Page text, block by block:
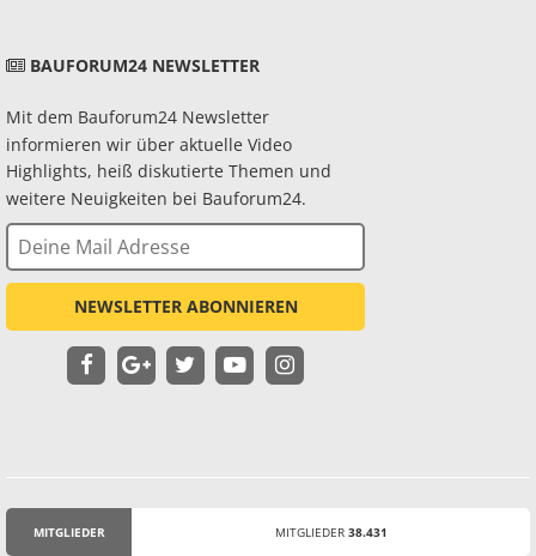
BAUFORUM24 NEWSLETTER
Mit dem Bauforum24 Newsletter
informieren wir über aktuelle Video
Highlights, heiß diskutierte Themen und
weitere Neuigkeiten bei Bauforum24.
NEWSLETTER ABONNIEREN
MITGLIEDER MITGLIEDER 38.431